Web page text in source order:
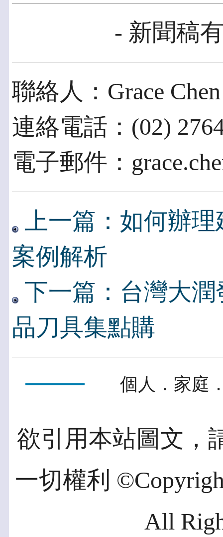
- 新聞稿
聯絡人：Grace Chen
連絡電話：(02)
電子郵件：
上一篇：如何辦
案例解析
下一篇：台灣大潤
品刀具集點購
個人．家庭
欲引用本站圖文，
一切權利
All